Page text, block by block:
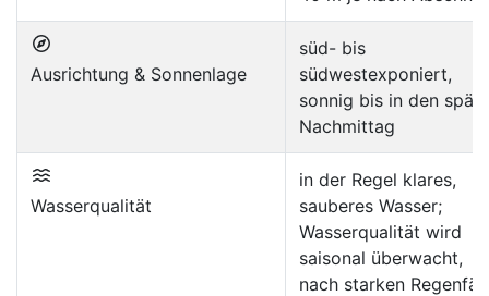
Ausrichtung & Sonnenlage
süd- bis
südwestexponiert,
sonnig bis in den
Nachmittag
Wasserqualität
in der Regel klares,
sauberes Wasser;
Wasserqualität wird
saisonal überwacht,
nach starken